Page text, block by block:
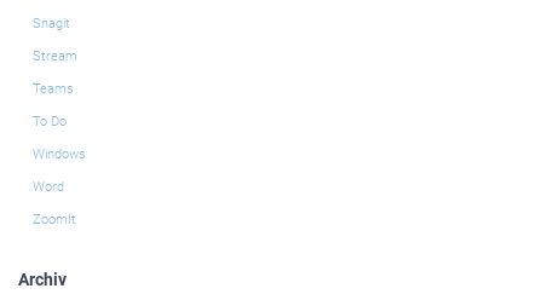
Snagit
Stream
Teams
To Do
Windows
Word
ZoomIt
Archiv